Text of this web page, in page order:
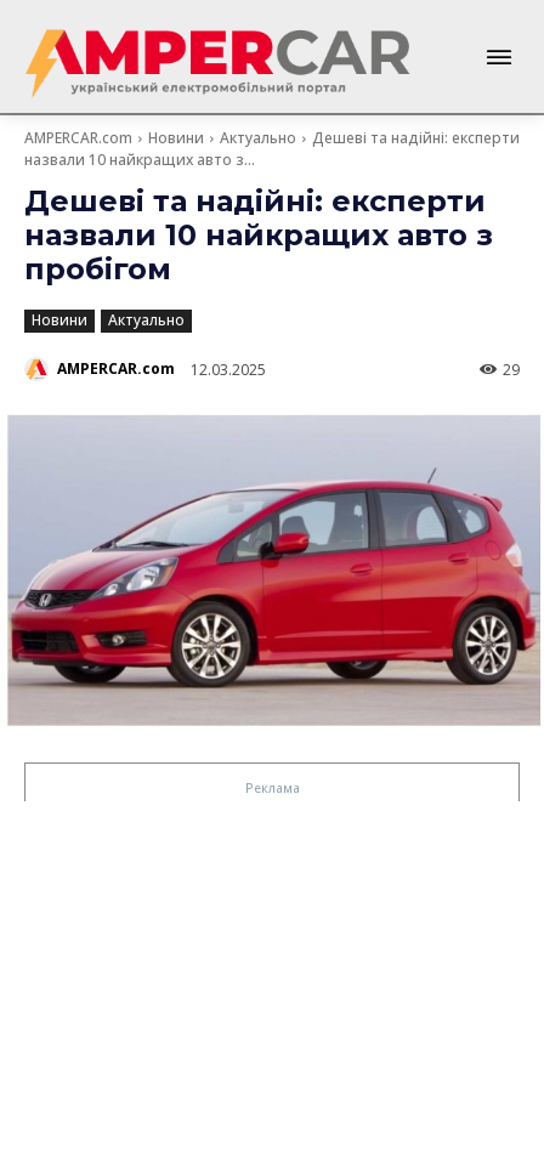
AMPERCAR.com Новини Актуально
Дешеві та надійні: експерти
назвали 10 найкращих авто з...
Дешеві та надійні: експерти
назвали 10 найкращих авто з
пробігом
Новини Актуально
AMPERCAR.com 12.03.2025 29